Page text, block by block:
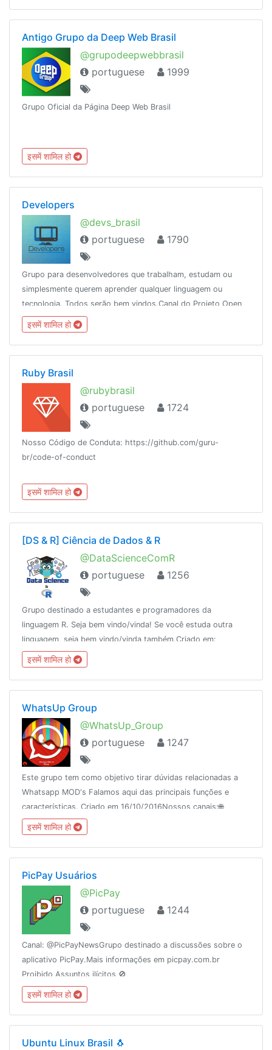
Antigo Grupo da Deep Web Brasil
@grupodeepwebbrasil
portuguese
1999
Grupo Oficial da Página Deep Web Brasil
इसमें शामिल हो
Developers
@devs_brasil
portuguese
1790
Grupo para desenvolvedores que trabalham, estudam ou
simplesmente querem aprender qualquer linguagem ou
tecnologia. Todos serão bem vindos.Canal do Projeto Open
Source (DevBot) do grupo:https://t.me/projetodevelopers
इसमें शामिल हो
Ruby Brasil
@rubybrasil
portuguese
1724
Nosso Código de Conduta: https://github.com/guru-
br/code-of-conduct
इसमें शामिल हो
[DS & R] Ciência de Dados & R
@DataScienceComR
portuguese
1256
Grupo destinado a estudantes e programadores da
linguagem R. Seja bem vindo/vinda! Se você estuda outra
linguagem, seja bem vindo/vinda também.Criado em:
01/10/2018 Veja mais em:
https://datasciencecomr.netlify.com/static/about
इसमें शामिल हो
WhatsUp Group
@WhatsUp_Group
portuguese
1247
Este grupo tem como objetivo tirar dúvidas relacionadas a
Whatsapp MOD's Falamos aqui das principais funções e
características. Criado em 16/10/2016Nossos canais:🌐
@WhatsUp_Mod (MOD)🎨 @WhatsUp_Themes (TEMAS)
इसमें शामिल हो
PicPay Usuários
@PicPay
portuguese
1244
Canal: @PicPayNewsGrupo destinado a discussões sobre o
aplicativo PicPay.Mais informações em picpay.com.br
Proibido Assuntos ilícitos 🚫
इसमें शामिल हो
Ubuntu Linux Brasil 🐧